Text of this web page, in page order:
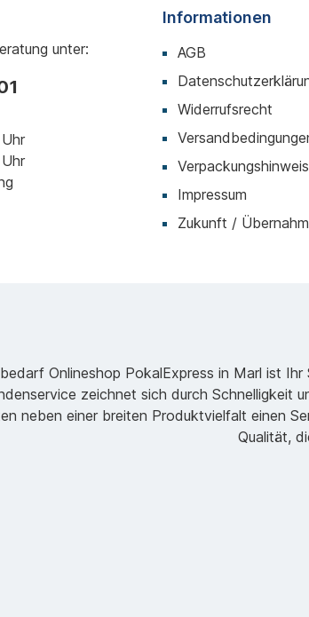
unter:
Informationen
AGB
Widerrufsrecht
Impressum
Zukunft /
Onlineshop PokalExpress in Marl ist
zeichnet sich durch Schnelligkeit
neben einer breiten Produktvielfalt einen
Qualität,